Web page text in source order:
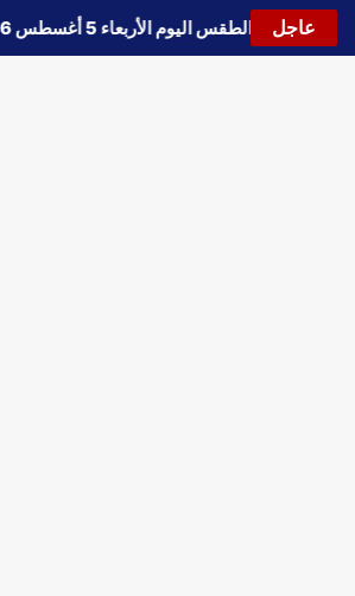
عاجل 🔵حالة الطقس اليوم الأربعاء 5 أغسطس 2026.. استمرار انخفاض الحرارة وتحذيرات من الشبورة واضطراب الملاحة